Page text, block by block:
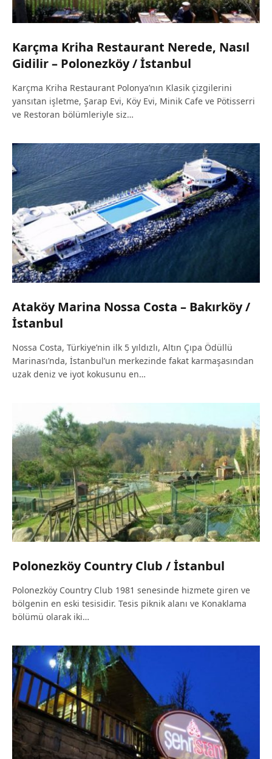
Karçma Kriha Restaurant Nerede, Nasıl
Gidilir – Polonezköy / İstanbul
Karçma Kriha Restaurant Polonya’nın Klasik çizgilerini
yansıtan işletme, Şarap Evi, Köy Evi, Minik Cafe ve Pötisserri
ve Restoran bölümleriyle siz…
Ataköy Marina Nossa Costa – Bakırköy /
İstanbul
Nossa Costa, Türkiye’nin ilk 5 yıldızlı, Altın Çıpa Ödüllü
Marinası’nda, İstanbul’un merkezinde fakat karmaşasından
uzak deniz ve iyot kokusunu en…
Polonezköy Country Club / İstanbul
Polonezköy Country Club 1981 senesinde hizmete giren ve
bölgenin en eski tesisidir. Tesis piknik alanı ve Konaklama
bölümü olarak iki…